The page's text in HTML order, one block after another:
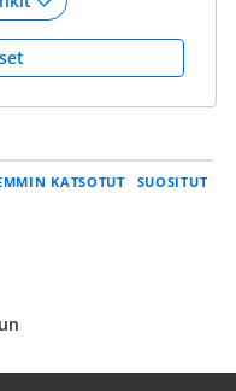
KATSOTUT SUOSITUT